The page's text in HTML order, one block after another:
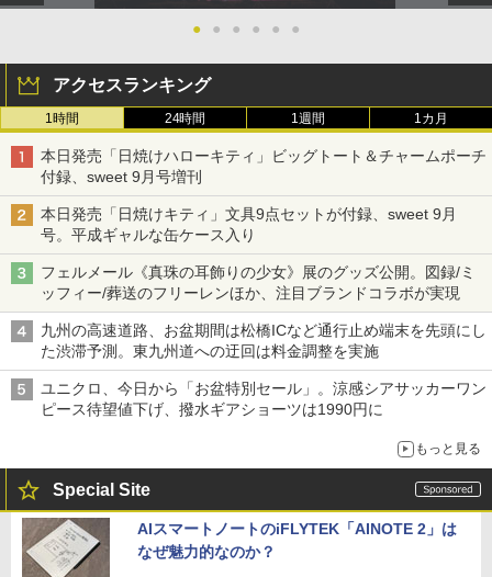
● ● ● ● ● ●
アクセスランキング
1時間 24時間 1週間 1カ月
本日発売「日焼けハローキティ」ビッグトート＆チャームポーチ
付録、sweet 9月号増刊
本日発売「日焼けキティ」文具9点セットが付録、sweet 9月
号。平成ギャルな缶ケース入り
フェルメール《真珠の耳飾りの少女》展のグッズ公開。図録/ミ
ッフィー/葬送のフリーレンほか、注目ブランドコラボが実現
九州の高速道路、お盆期間は松橋ICなど通行止め端末を先頭にし
た渋滞予測。東九州道への迂回は料金調整を実施
ユニクロ、今日から「お盆特別セール」。涼感シアサッカーワン
ピース待望値下げ、撥水ギアショーツは1990円に
もっと見る
Special Site
AIスマートノートのiFLYTEK「AINOTE 2」は
なぜ魅力的なのか？